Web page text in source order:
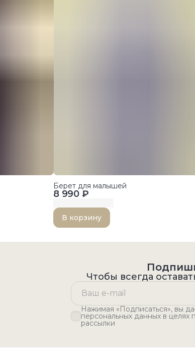
8 990 ₽
Берет для малышей
В корзину
Чтобы всегда
Нажимая «Подписаться», вы
персональных данных в
рассылки